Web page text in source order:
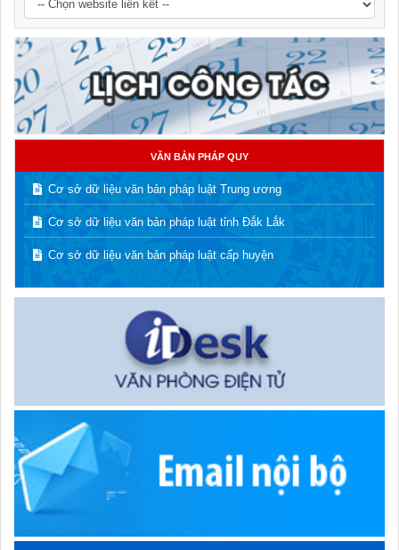
VĂN BẢN PHÁP QUY
Cơ sở dữ liệu văn bản pháp luật Trung ương
Cơ sở dữ liệu văn bản pháp luật tỉnh Đắk Lắk
Cơ sở dữ liệu văn bản pháp luật cấp huyện